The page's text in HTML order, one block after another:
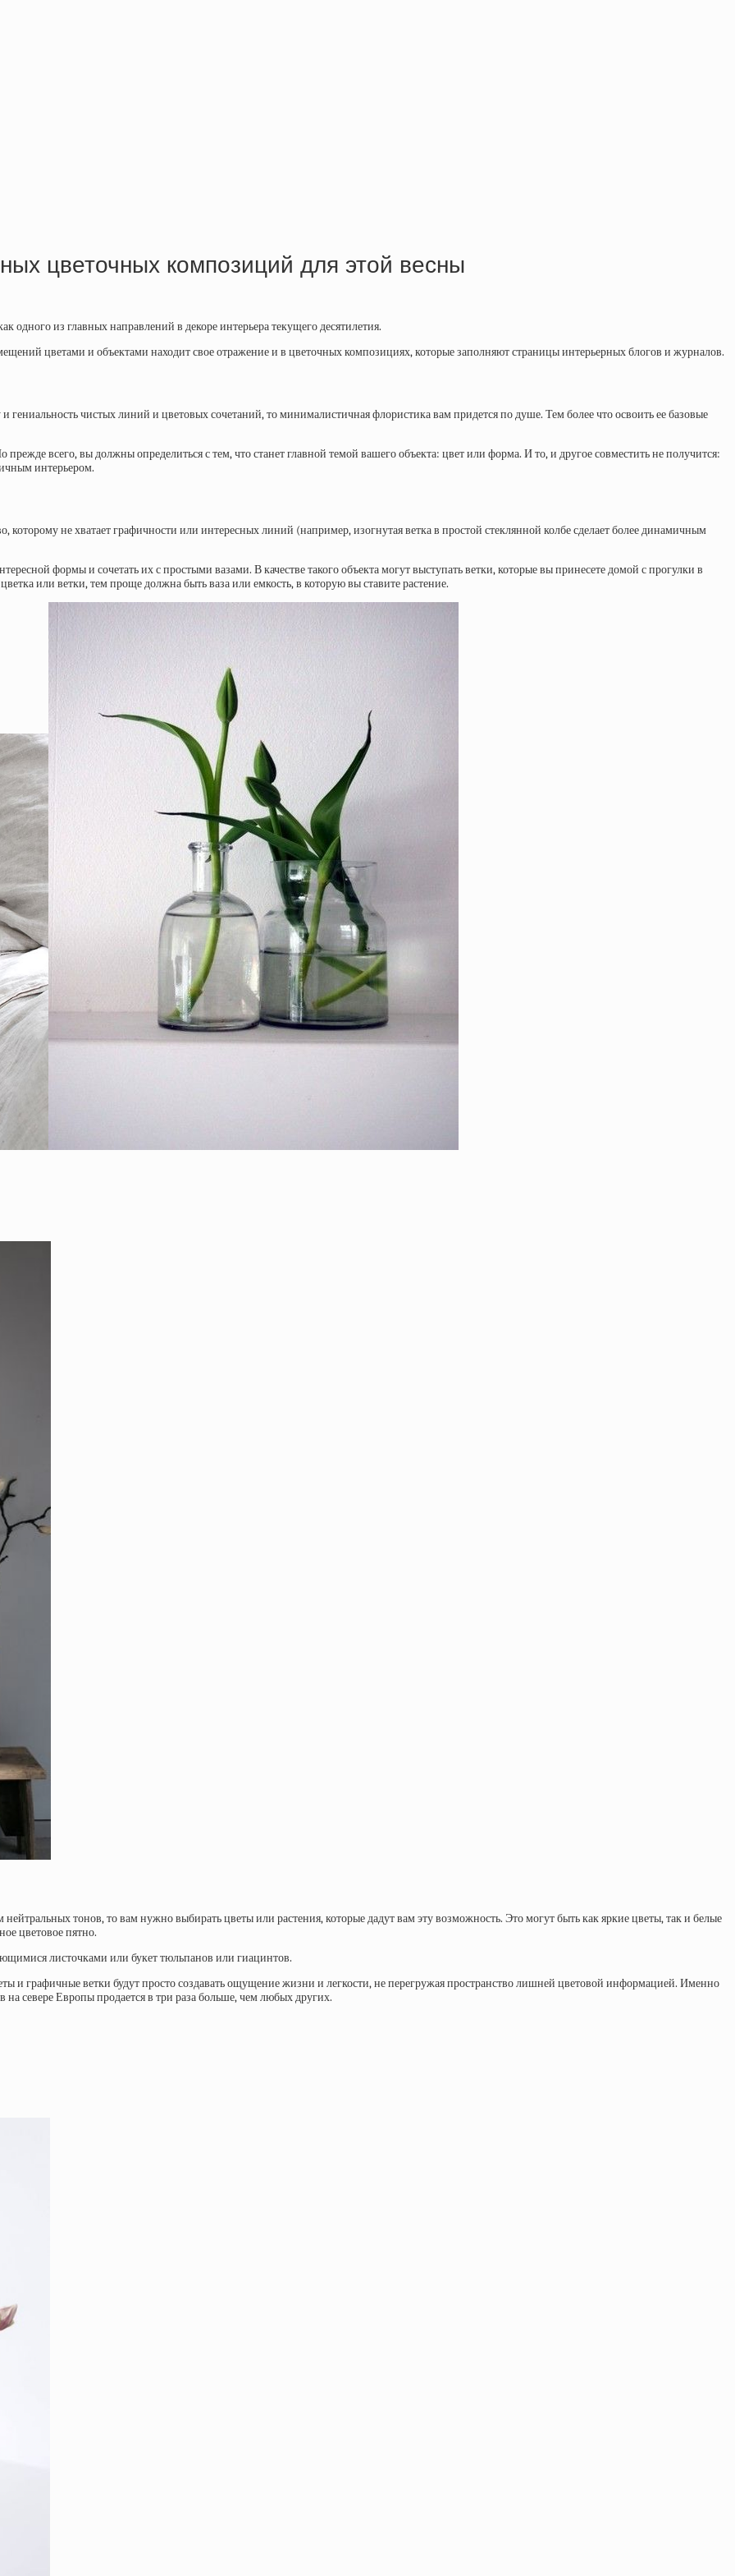
цветочных композиций для этой весны
из главных направлений в декоре интерьера текущего десятилетия.
цветами и объектами находит свое отражение и в цветочных композициях, которые заполняют страницы интерьерных блогов и журналов.
гениальность чистых линий и цветовых сочетаний, то минималистичная флористика вам придется по душе. Тем более что освоить ее базовые
прежде всего, вы должны определиться с тем, что станет главной темой вашего объекта: цвет или форма. И то, и другое совместить не получится:
интерьером.
не хватает графичности или интересных линий (например, изогнутая ветка в простой стеклянной колбе сделает более динамичным
формы и сочетать их с простыми вазами. В качестве такого объекта могут выступать ветки, которые вы принесете домой с прогулки в
или ветки, тем проще должна быть ваза или емкость, в которую вы ставите растение.
тонов, то вам нужно выбирать цветы или растения, которые дадут вам эту возможность. Это могут быть как яркие цветы, так и белые
цветовое пятно.
листочками или букет тюльпанов или гиацинтов.
и графичные ветки будут просто создавать ощущение жизни и легкости, не перегружая пространство лишней цветовой информацией. Именно
севере Европы продается в три раза больше, чем любых других.